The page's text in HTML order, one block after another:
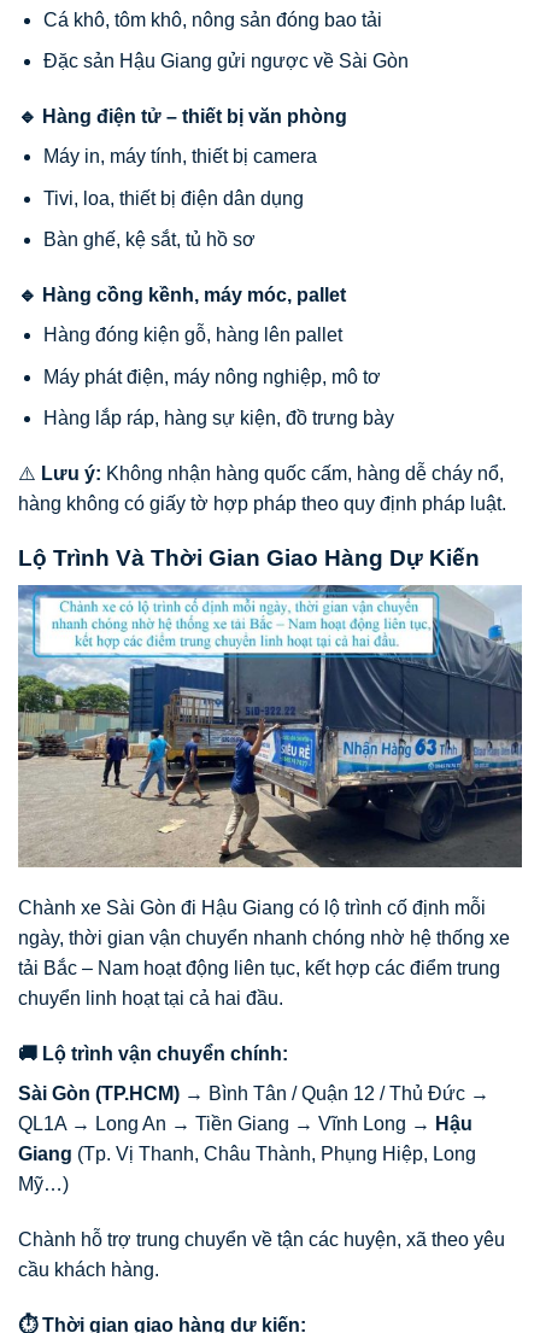
Cá khô, tôm khô, nông sản đóng bao tải
Đặc sản Hậu Giang gửi ngược về Sài Gòn
🔹 Hàng điện tử – thiết bị văn phòng
Máy in, máy tính, thiết bị camera
Tivi, loa, thiết bị điện dân dụng
Bàn ghế, kệ sắt, tủ hồ sơ
🔹 Hàng cồng kềnh, máy móc, pallet
Hàng đóng kiện gỗ, hàng lên pallet
Máy phát điện, máy nông nghiệp, mô tơ
Hàng lắp ráp, hàng sự kiện, đồ trưng bày
⚠️ Lưu ý: Không nhận hàng quốc cấm, hàng dễ cháy nổ,
hàng không có giấy tờ hợp pháp theo quy định pháp luật.
Lộ Trình Và Thời Gian Giao Hàng Dự Kiến
Chành xe Sài Gòn đi Hậu Giang có lộ trình cố định mỗi
ngày, thời gian vận chuyển nhanh chóng nhờ hệ thống xe
tải Bắc – Nam hoạt động liên tục, kết hợp các điểm trung
chuyển linh hoạt tại cả hai đầu.
🚚 Lộ trình vận chuyển chính:
Sài Gòn (TP.HCM) → Bình Tân / Quận 12 / Thủ Đức →
QL1A → Long An → Tiền Giang → Vĩnh Long → Hậu
Giang (Tp. Vị Thanh, Châu Thành, Phụng Hiệp, Long
Mỹ…)
Chành hỗ trợ trung chuyển về tận các huyện, xã theo yêu
cầu khách hàng.
⏱️ Thời gian giao hàng dự kiến: